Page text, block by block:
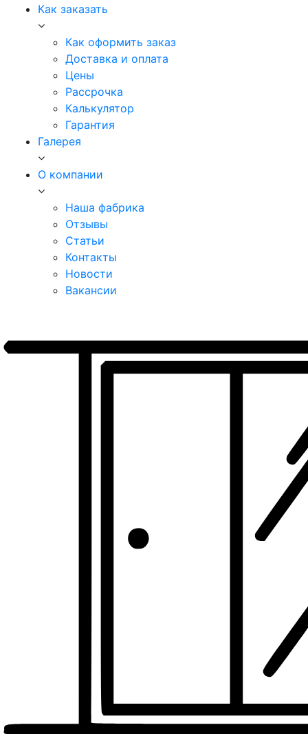
Как заказать
Как оформить заказ
Доставка и оплата
Цены
Рассрочка
Калькулятор
Гарантия
Галерея
О компании
Наша фабрика
Отзывы
Статьи
Контакты
Новости
Вакансии